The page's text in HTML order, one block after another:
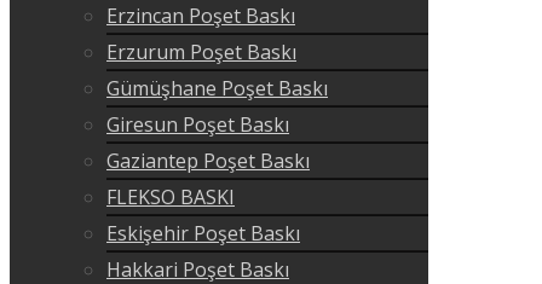
Erzincan Poşet Baskı
Erzurum Poşet Baskı
Gümüşhane Poşet Baskı
Giresun Poşet Baskı
Gaziantep Poşet Baskı
FLEKSO BASKI
Eskişehir Poşet Baskı
Hakkari Poşet Baskı